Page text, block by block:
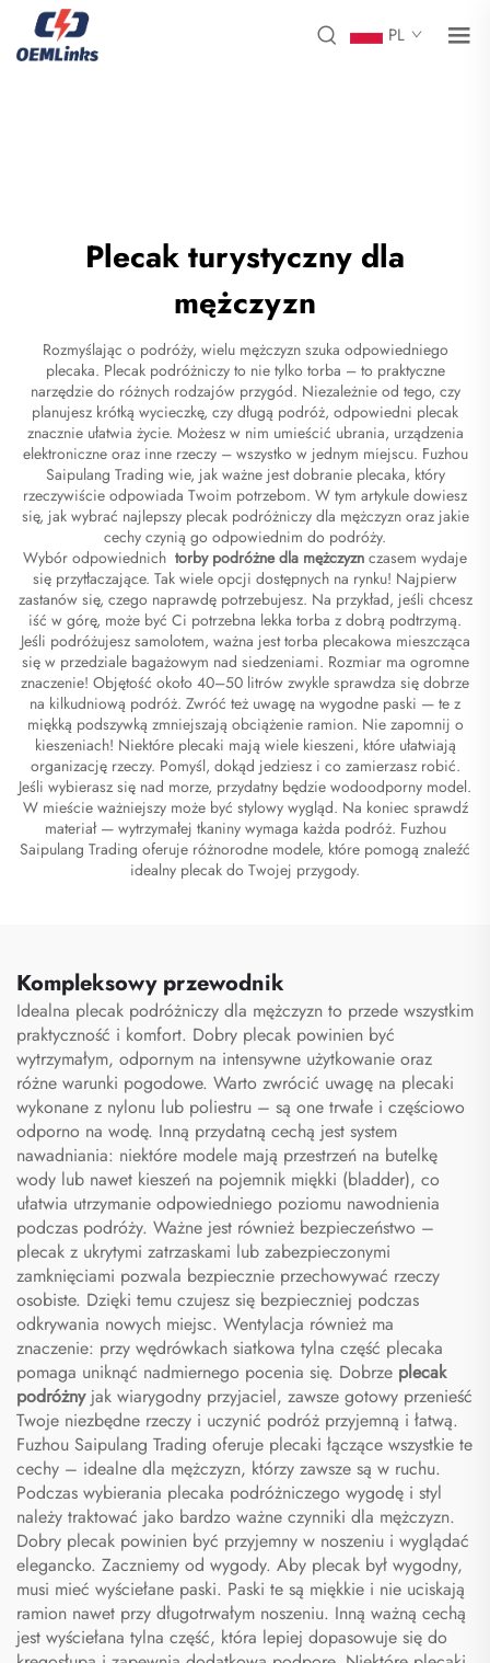
PL
Plecak turystyczny dla
mężczyzn
Rozmyślając o podróży, wielu mężczyzn szuka odpowiedniego
plecaka. Plecak podróżniczy to nie tylko torba – to praktyczne
narzędzie do różnych rodzajów przygód. Niezależnie od tego, czy
planujesz krótką wycieczkę, czy długą podróż, odpowiedni plecak
znacznie ułatwia życie. Możesz w nim umieścić ubrania, urządzenia
elektroniczne oraz inne rzeczy – wszystko w jednym miejscu. Fuzhou
Saipulang Trading wie, jak ważne jest dobranie plecaka, który
rzeczywiście odpowiada Twoim potrzebom. W tym artykule dowiesz
się, jak wybrać najlepszy plecak podróżniczy dla mężczyzn oraz jakie
cechy czynią go odpowiednim do podróży.
Wybór odpowiednich torby podróżne dla mężczyzn czasem wydaje
się przytłaczające. Tak wiele opcji dostępnych na rynku! Najpierw
zastanów się, czego naprawdę potrzebujesz. Na przykład, jeśli chcesz
iść w górę, może być Ci potrzebna lekka torba z dobrą podtrzymą.
Jeśli podróżujesz samolotem, ważna jest torba plecakowa mieszcząca
się w przedziale bagażowym nad siedzeniami. Rozmiar ma ogromne
znaczenie! Objętość około 40–50 litrów zwykle sprawdza się dobrze
na kilkudniową podróż. Zwróć też uwagę na wygodne paski — te z
miękką podszywką zmniejszają obciążenie ramion. Nie zapomnij o
kieszeniach! Niektóre plecaki mają wiele kieszeni, które ułatwiają
organizację rzeczy. Pomyśl, dokąd jedziesz i co zamierzasz robić.
Jeśli wybierasz się nad morze, przydatny będzie wodoodporny model.
W mieście ważniejszy może być stylowy wygląd. Na koniec sprawdź
materiał — wytrzymałej tkaniny wymaga każda podróż. Fuzhou
Saipulang Trading oferuje różnorodne modele, które pomogą znaleźć
idealny plecak do Twojej przygody.
Kompleksowy przewodnik
Idealna plecak podróżniczy dla mężczyzn to przede wszystkim
praktyczność i komfort. Dobry plecak powinien być
wytrzymałym, odpornym na intensywne użytkowanie oraz
różne warunki pogodowe. Warto zwrócić uwagę na plecaki
wykonane z nylonu lub poliestru – są one trwałe i częściowo
odporno na wodę. Inną przydatną cechą jest system
nawadniania: niektóre modele mają przestrzeń na butelkę
wody lub nawet kieszeń na pojemnik miękki (bladder), co
ułatwia utrzymanie odpowiedniego poziomu nawodnienia
podczas podróży. Ważne jest również bezpieczeństwo –
plecak z ukrytymi zatrzaskami lub zabezpieczonymi
zamknięciami pozwala bezpiecznie przechowywać rzeczy
osobiste. Dzięki temu czujesz się bezpieczniej podczas
odkrywania nowych miejsc. Wentylacja również ma
znaczenie: przy wędrówkach siatkowa tylna część plecaka
pomaga uniknąć nadmiernego pocenia się. Dobrze plecak
podróżny jak wiarygodny przyjaciel, zawsze gotowy przenieść
Twoje niezbędne rzeczy i uczynić podróż przyjemną i łatwą.
Fuzhou Saipulang Trading oferuje plecaki łączące wszystkie te
cechy – idealne dla mężczyzn, którzy zawsze są w ruchu.
Podczas wybierania plecaka podróżniczego wygodę i styl
należy traktować jako bardzo ważne czynniki dla mężczyzn.
Dobry plecak powinien być przyjemny w noszeniu i wyglądać
elegancko. Zaczniemy od wygody. Aby plecak był wygodny,
musi mieć wyściełane paski. Paski te są miękkie i nie uciskają
ramion nawet przy długotrwałym noszeniu. Inną ważną cechą
jest wyściełana tylna część, która lepiej dopasowuje się do